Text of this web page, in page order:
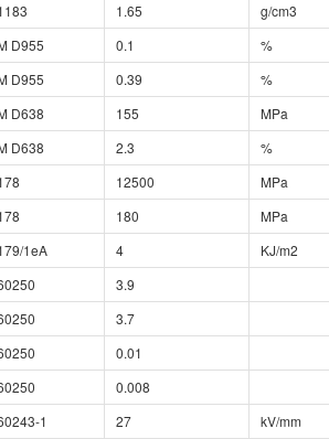
1.65 g/cm3
D955 0.1
%
D955 0.39 %
D638 155
MPa
D638 2.3
%
12500
MPa
180
MPa
1eA 4 KJ/m2
3.9
3.7
0.01
0.008
1 27 kV/mm